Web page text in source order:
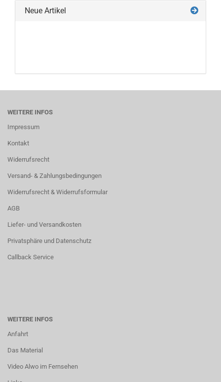
Neue Artikel
WEITERE INFOS
Impressum
Kontakt
Widerrufsrecht
Versand- & Zahlungsbedingungen
Widerrufsrecht & Widerrufsformular
AGB
Liefer- und Versandkosten
Privatsphäre und Datenschutz
Callback Service
WEITERE INFOS
Anfahrt
Das Material
Video Alwo im Fernsehen